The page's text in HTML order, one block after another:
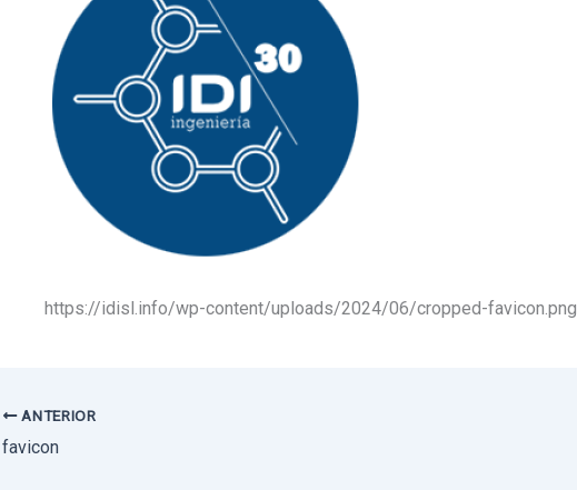
https://idisl.info/wp-content/uploads/2024/06/cropped-favicon.png
ANTERIOR
favicon